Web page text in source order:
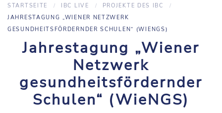
STARTSEITE IBC LIVE
PROJEKTE DES IBC
JAHRESTAGUNG „WIENER NETZWERK
GESUNDHEITSFÖRDERNDER SCHULEN“ (WIENGS)
Jahrestagung „Wiener
Netzwerk
gesundheitsfördernder
Schulen“ (WieNGS)